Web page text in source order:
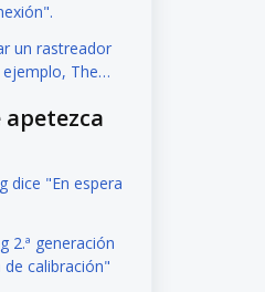
un rastreador
The
apetezca
dice "En espera
2.ª generación
de calibración"